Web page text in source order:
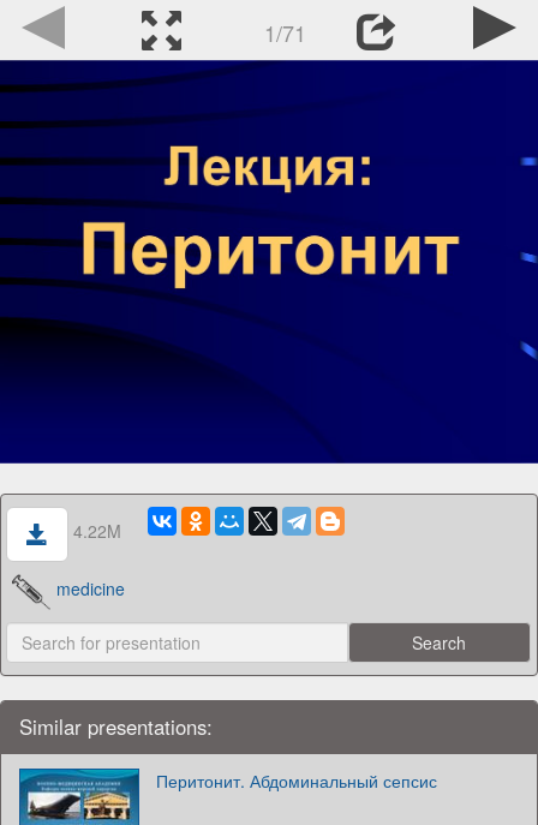
1/71
4.22M
medicine
Similar presentations:
Перитонит. Абдоминальный сепсис